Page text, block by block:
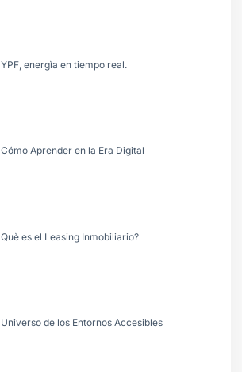
YPF, energìa en tiempo real.
Cómo Aprender en la Era Digital
Què es el Leasing Inmobiliario?
Universo de los Entornos Accesibles